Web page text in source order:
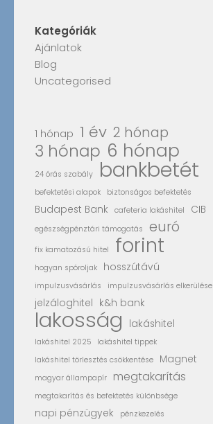
Kategóriák
Ajánlatok
Blog
Uncategorised
1 hónap 1 év 2 hónap
3 hónap 6 hónap
24 órás szabály bankbetét
befektetési alapok biztonságos befektetés
Budapest Bank cafeteria lakáshitel CIB
egészségpénztári támogatás euró
fix kamatozású hitel forint
hogyan spóroljak hosszútávú
impulzusvásárlás impulzusvásárlás elkerülése
jelzáloghitel k&h bank
lakosság lakáshitel
lakáshitel 2025
lakáshitel tippek
lakáshitel törlesztés csökkentése
Magnet
magyar állampapír megtakarítás
megtakarítás és befektetés különbsége
napi pénzügyek pénzkezelés